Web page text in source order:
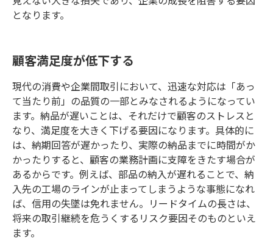
となります。
顧客満足度が低下する
現代の消費や企業間取引において、迅速な対応は「あっ
て当たり前」の品質の一部とみなされるようになってい
ます。納品が遅いことは、それだけで顧客のストレスと
なり、満足度を大きく下げる要因になります。具体的に
は、納期回答が遅かったり、実際の納品までに時間がか
かったりすると、顧客の業務計画に支障をきたす場合が
あるからです。例えば、部品の納入が遅れることで、納
入先の工場のラインが止まってしまうような事態になれ
ば、信用の失墜は免れません。リードタイムの長さは、
将来の取引継続を危うくするリスク要因そのものといえ
ます。